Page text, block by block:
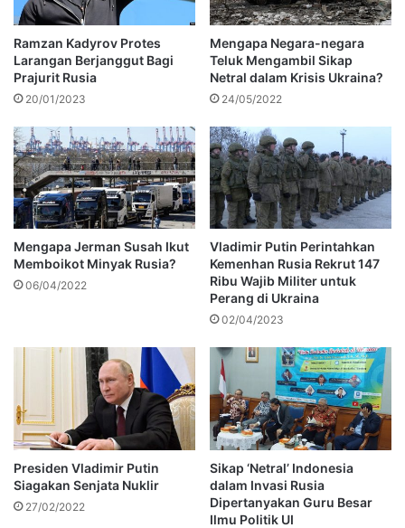
Ramzan Kadyrov Protes
Larangan Berjanggut Bagi
Prajurit Rusia
20/01/2023
Mengapa Negara-negara
Teluk Mengambil Sikap
Netral dalam Krisis Ukraina?
24/05/2022
Mengapa Jerman Susah Ikut
Memboikot Minyak Rusia?
06/04/2022
Vladimir Putin Perintahkan
Kemenhan Rusia Rekrut 147
Ribu Wajib Militer untuk
Perang di Ukraina
02/04/2023
Presiden Vladimir Putin
Siagakan Senjata Nuklir
27/02/2022
Sikap ‘Netral’ Indonesia
dalam Invasi Rusia
Dipertanyakan Guru Besar
Ilmu Politik UI